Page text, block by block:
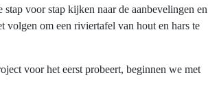
voor stap kijken naar de aanbevelingen en
volgen om een riviertafel van hout en hars te
voor het eerst probeert, beginnen we met